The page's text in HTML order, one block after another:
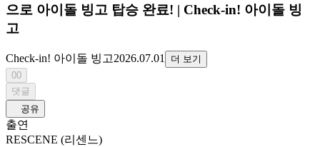
으로 아이돌 빙고 탑승 완료! | Check-in! 아이돌 빙
고
Check-in! 아이돌 빙고2026.07.01
더 보기
00
댓글
공유
출연
RESCENE (리센느)